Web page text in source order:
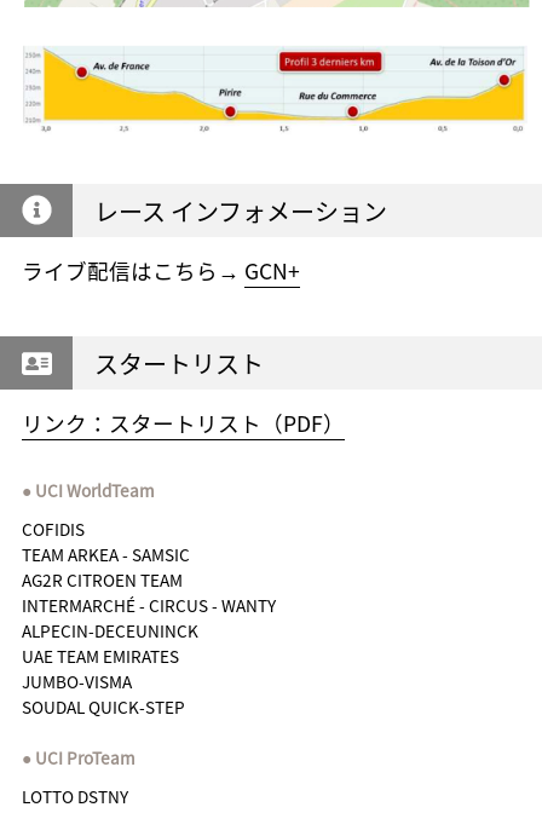
レース インフォメーション
ライブ配信はこちら→ GCN+
スタートリスト
リンク：スタートリスト（PDF）
UCI WorldTeam
COFIDIS
TEAM ARKEA - SAMSIC
AG2R CITROEN TEAM
INTERMARCHÉ - CIRCUS - WANTY
ALPECIN-DECEUNINCK
UAE TEAM EMIRATES
JUMBO-VISMA
SOUDAL QUICK-STEP
UCI ProTeam
LOTTO DSTNY